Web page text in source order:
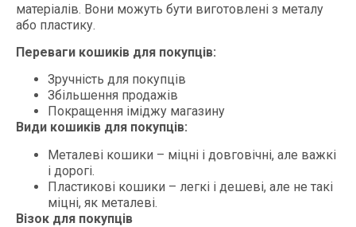
матеріалів. Вони можуть бути виготовлені з металу
або пластику.
Переваги кошиків для покупців:
Зручність для покупців
Збільшення продажів
Покращення іміджу магазину
Види кошиків для покупців:
Металеві кошики – міцні і довговічні, але важкі
і дорогі.
Пластикові кошики – легкі і дешеві, але не такі
міцні, як металеві.
Візок для покупців